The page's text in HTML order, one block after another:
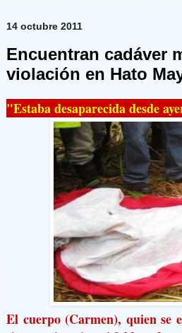
14 octubre 2011
Encuentran cadáver
violación en Hato
"Estaba desaparecida desde
El cuerpo (Carmen), quien se